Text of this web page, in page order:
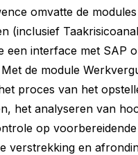
omvatte de modules
(inclusief
een interface met SAP
de module
proces van het
het analyseren van
op voorbereidende
verstrekking en